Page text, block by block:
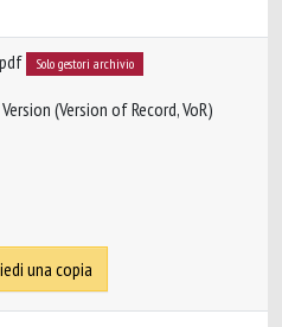
Solo gestori archivio
(Version of Record, VoR)
una copia